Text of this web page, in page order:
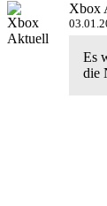
Xbox
Es
die